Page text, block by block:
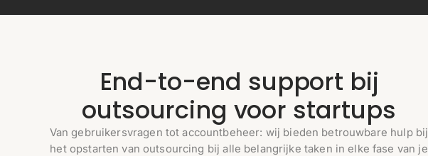
End-to-end support bij
outsourcing voor startups
Van gebruikersvragen tot accountbeheer: wij bieden betrouwbare hulp bij
het opstarten van outsourcing bij alle belangrijke taken in elke fase van je